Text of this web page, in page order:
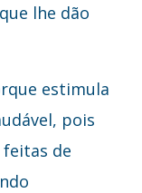
lhe dão
estimula
pois
de